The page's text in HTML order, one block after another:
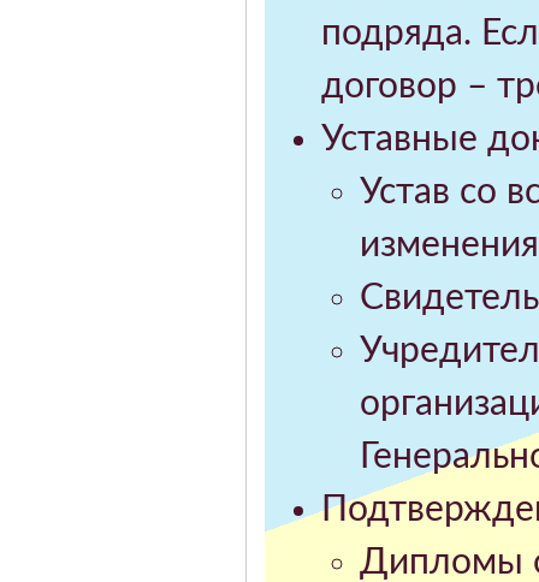
подряда.
договор –
Уставные
Устав со
Дипломы